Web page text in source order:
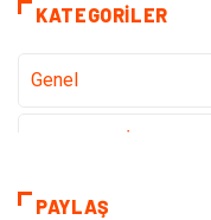
KATEGORILER
Genel
Eğitim & Kariyer
PAYLAŞ